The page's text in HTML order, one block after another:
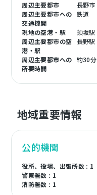
周辺主要都市
長野市
周辺主要都市への
交通機関
鉄道
現地の空港・駅
須坂駅
周辺主要都市の空
港・駅
長野駅
周辺主要都市への
所要時間
約30分
地域重要情報
公的機関
役所、役場、出張所数 : 1
警察署数 : 1
消防署数 : 1